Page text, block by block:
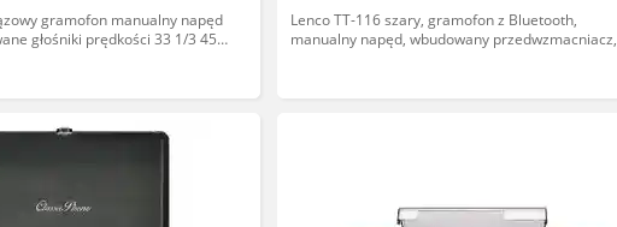
gramofon manualny napęd
głośniki prędkości 33 1/3 45
Lenco TT-116 szary, gramofon z Bluetooth,
manualny napęd, wbudowany przedwzmacniacz,